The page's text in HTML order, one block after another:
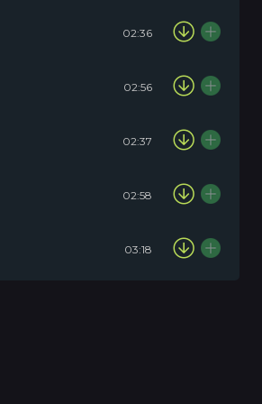
02:36
02:56
02:37
02:58
03:18